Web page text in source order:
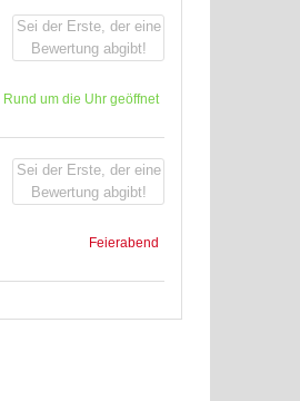
Rund um die Uhr geöffnet
Sei der Erste, der eine
Bewertung abgibt!
Feierabend
Sei der Erste, der eine
Bewertung abgibt!